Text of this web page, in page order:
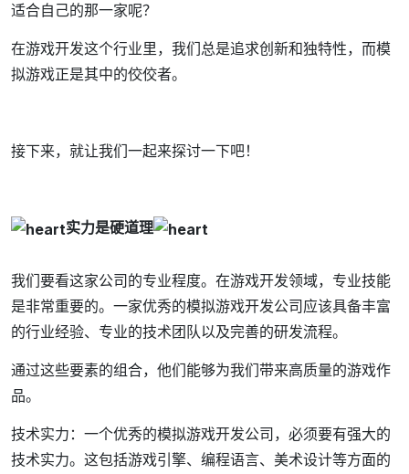
适合自己的那一家呢？
在游戏开发这个行业里，我们总是追求创新和独特性，而模
拟游戏正是其中的佼佼者。
接下来，就让我们一起来探讨一下吧！
实力是硬道理
我们要看这家公司的专业程度。在游戏开发领域，专业技能
是非常重要的。一家优秀的模拟游戏开发公司应该具备丰富
的行业经验、专业的技术团队以及完善的研发流程。
通过这些要素的组合，他们能够为我们带来高质量的游戏作
品。
技术实力：一个优秀的模拟游戏开发公司，必须要有强大的
技术实力。这包括游戏引擎、编程语言、美术设计等方面的